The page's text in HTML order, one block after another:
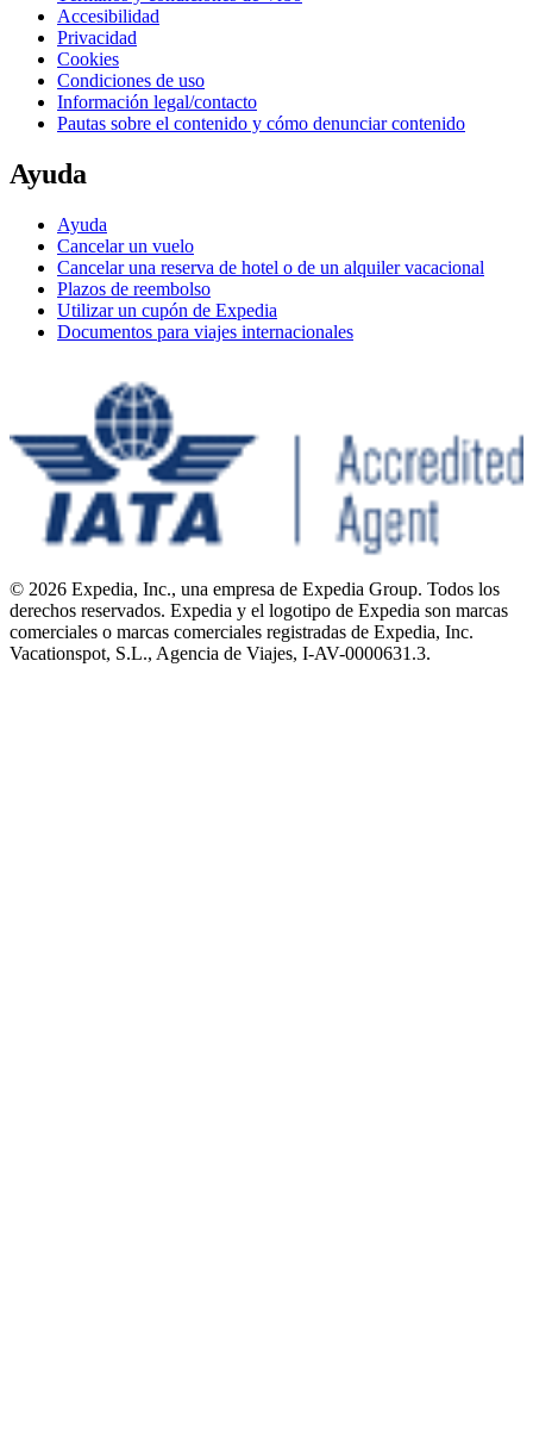
Accesibilidad
Privacidad
Cookies
Condiciones de uso
Información legal/contacto
Pautas sobre el contenido y cómo denunciar contenido
Ayuda
Ayuda
Cancelar un vuelo
Cancelar una reserva de hotel o de un alquiler vacacional
Plazos de reembolso
Utilizar un cupón de Expedia
Documentos para viajes internacionales
© 2026 Expedia, Inc., una empresa de Expedia Group. Todos los
derechos reservados. Expedia y el logotipo de Expedia son marcas
comerciales o marcas comerciales registradas de Expedia, Inc.
Vacationspot, S.L., Agencia de Viajes, I-AV-0000631.3.